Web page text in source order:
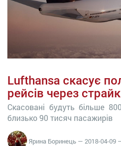
Lufthansa скасує
рейсів через страйк
Скасовані будуть більше
близько 90 тисяч пасажирів
Ярина Боринець — 2018-04-09